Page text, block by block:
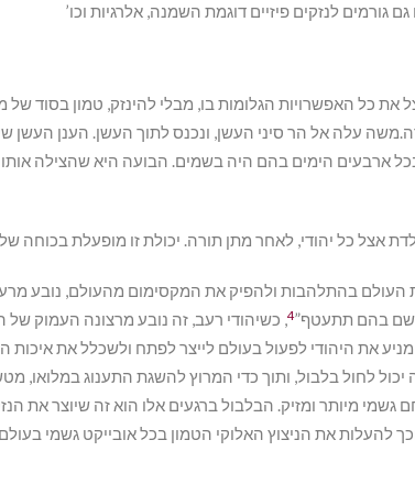
גורמים לנזקים פיזיים דוגמת השמנה, אלרגיות וכו’
את כל האפשרויות הגלומות בו, מבלי להינזק, טמון בסוד
עלה אל הר סיני העשן, ונכנס לתוך העשן. הענן העשן
ארבעים הימים בהם היה בשמים. הבועה היא שהצילה אותו
אצל כל יהודי, לאחר מתן תורה. יכולת זו מופעלת בכוחה
העולם בהתלהבות ולהפיק את המקסימום מהעולם, נובע
בהם תתעטף”4, כשיהודי רעב, זה נובע מרצונה העמוק
את היהודי לפעול בעולם לייצר לפתח ולשכלל את איכות
לחול בלבול, ותוך כדי המרוץ להשגת התענוג במלואו,
גשמי מיותר ומזיק. הבלבול ברגעים אלו הוא זה שיוצר את
את הניצוץ האלוקי הטמון בכל אובייקט גשמי